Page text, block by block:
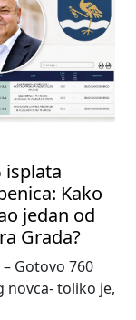
isplata
Kako
jedan od
Grada?
– Gotovo 760
novca- toliko je,